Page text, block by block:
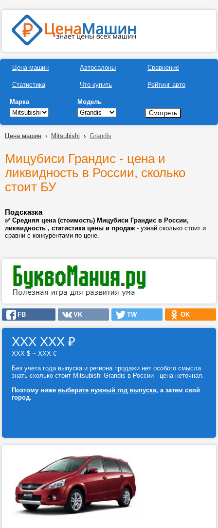
Цена машин
Статистика
Автосалоны
Что купить
Сравнение
Рейтинг авто
Марка Модель
Цена машин › Mitsubishi › Grandis
Мицубиси Грандис - цена и
ликвидность в России, сколько
стоит БУ
Подсказка
✅ Средняя цена (стоимость) Мицубиси Грандис в России,
ликвидность , статистика цены и продаж- узнай сколько стоит и
сравни с конкурентами по цене.
FB VK TW OK
ХХХ ХХХ ₽
ХХХ $ ~ ХХХ €
Без учета года выпуска и региона продажи нет особого смысла
знать сколько стоит Mitsubishi Grandis в России - цена неточная.
Поэтому ниже выберите нужный год выпуска, а затем свой
город.